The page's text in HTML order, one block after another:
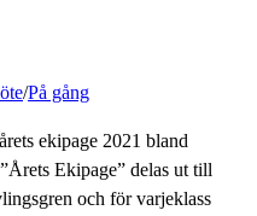
/På gång
ekipage 2021 bland
Ekipage” delas ut till
och för varjeklass